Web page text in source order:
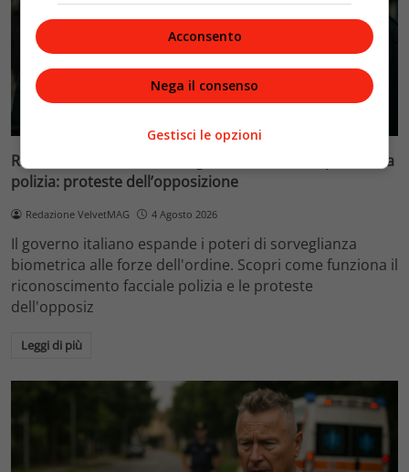
Riconoscimento facciale, il governo accelera i poteri alla
polizia: proteste dell’opposizione
Redazione VelvetMAG 4 Agosto 2026
Il governo italiano espande i poteri di sorveglianza
biometrica alle forze dell'ordine. Scopri come funziona il
riconoscimento facciale polizia e le proteste
dell'opposiz
Leggi di più
Acconsento
Nega il consenso
Gestisci le opzioni